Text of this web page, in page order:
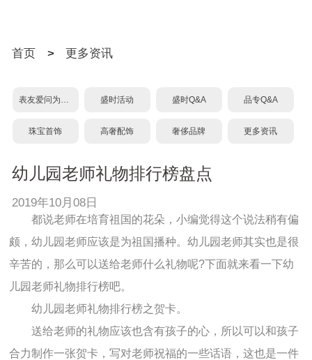
首页 > 更多资讯
表友爱问为什么？ 盛时活动 盛时Q&A 品专Q&A
珠宝首饰 高奢配饰 奢侈品牌 更多资讯
幼儿园老师礼物排行榜盘点
2019年10月08日
都说老师在培育祖国的花朵，小编觉得这个说法稍有偏
颇，幼儿园老师应该是为祖国播种。幼儿园老师其实也是很
辛苦的，那么可以送给老师什么礼物呢?下面就来看一下幼
儿园老师礼物排行榜吧。
幼儿园老师礼物排行榜之贺卡。
送给老师的礼物应该也含有孩子的心，所以可以和孩子
合力制作一张贺卡，写对老师祝福的一些话语，这也是一件